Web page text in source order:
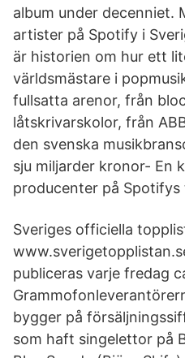
album under decenniet.
artister på Spotify i
är historien om hur ett
världsmästare i
fullsatta arenor, från
låtskrivarskolor, från
den svenska
sju miljarder kronor- En
producenter på Spotifys
Sveriges officiella
publiceras varje fredag
bygger på
som haft singelettor på